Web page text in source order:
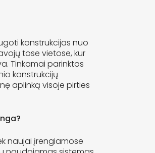
konstrukcijas nuo
tose vietose, kur
Tinkamai parinktos
konstrukcijų
aplinką visoje pirties
naujai įrengiamose